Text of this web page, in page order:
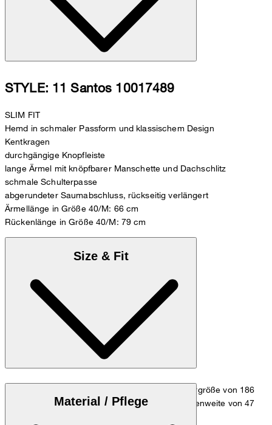
STYLE: 11 Santos 10017489
SLIM FIT
Hemd in schmaler Passform und klassischem Design
Kentkragen
durchgängige Knopfleiste
lange Ärmel mit knöpfbarer Manschette und Dachschlitz
schmale Schulterpasse
abgerundeter Saumabschluss, rückseitig verlängert
Ärmellänge in Größe 40/M: 66 cm
Rückenlänge in Größe 40/M: 79 cm
Size & Fit
Das Model trägt die Größe 39/M bei einer Körpergröße von 186
cm, einer 1/2 Oberweite von 53 cm und 1/2 Taillenweite von 47
Material / Pflege